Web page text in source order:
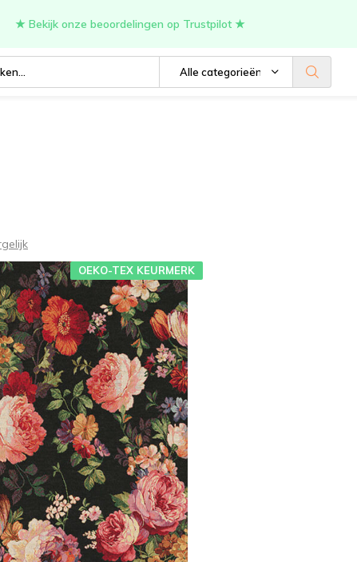
Alle categorieën
★ Bekijk onze beoordelingen op Trustpilot ★
OEKO-TEX KEURMERK